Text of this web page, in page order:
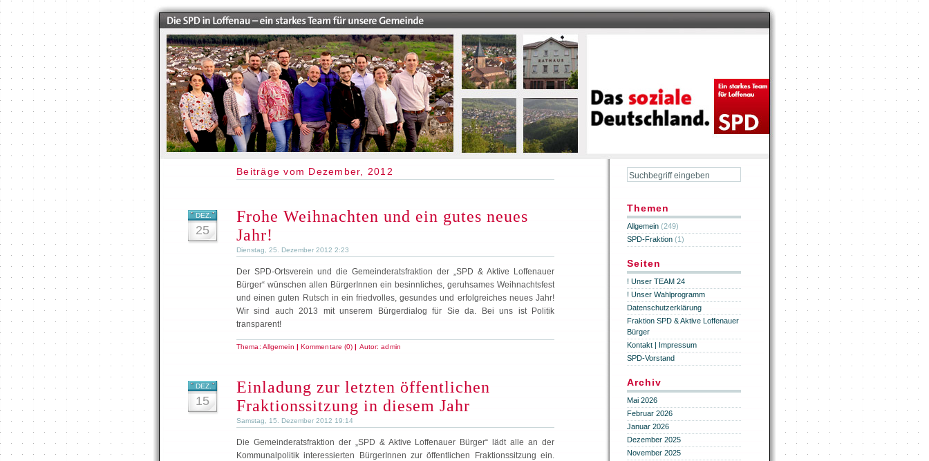
Beiträge vom Dezember, 2012
DEZ.
25
Frohe Weihnachten und ein gutes neues
Jahr!
Dienstag, 25. Dezember 2012 2:23
Der SPD-Ortsverein und die Gemeinderatsfraktion der „SPD & Aktive Loffenauer
Bürger“ wünschen allen BürgerInnen ein besinnliches, geruhsames Weihnachtsfest
und einen guten Rutsch in ein friedvolles, gesundes und erfolgreiches neues Jahr!
Wir sind auch 2013 mit unserem Bürgerdialog für Sie da. Bei uns ist Politik
transparent!
Thema: Allgemein | Kommentare (0) | Autor:admin
DEZ.
15
Einladung zur letzten öffentlichen
Fraktionssitzung in diesem Jahr
Samstag, 15. Dezember 2012 19:14
Die Gemeinderatsfraktion der „SPD & Aktive Loffenauer Bürger“ lädt alle an der
Kommunalpolitik interessierten BürgerInnen zur öffentlichen Fraktionssitzung ein.
Themen
Allgemein (249)
SPD-Fraktion (1)
Seiten
! Unser TEAM 24
! Unser Wahlprogramm
Datenschutzerklärung
Fraktion SPD & Aktive Loffenauer
Bürger
Kontakt | Impressum
SPD-Vorstand
Archiv
Mai 2026
Februar 2026
Januar 2026
Dezember 2025
November 2025